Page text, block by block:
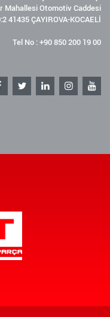
Mahallesi Otomotiv Caddesi
41435 ÇAYIROVA-KOCAELİ
Tel No : +90 850 200 19 00